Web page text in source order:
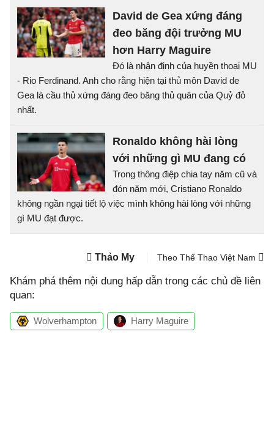
David de Gea xứng đáng
đeo băng đội trưởng MU
hơn Harry Maguire
Đó là nhận định của huyền thoại MU
- Rio Ferdinand. Anh cho rằng hiện tại thủ môn David de
Gea là cầu thủ xứng đáng đeo băng thủ quân của Quỷ đỏ
nhất.
Ronaldo không hài lòng
với những gì MU đang có
Trong thông điệp chia tay năm cũ và
đón năm mới, Cristiano Ronaldo
không ngần ngại tiết lộ việc mình không hài lòng với những
gì MU đạt được.
Thảo My Theo Thể Thao Việt Nam
Khám phá thêm nội dung hấp dẫn trong các chủ đề liên
quan:
Wolverhampton Harry Maguire